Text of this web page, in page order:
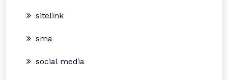
sitelink
sma
social media